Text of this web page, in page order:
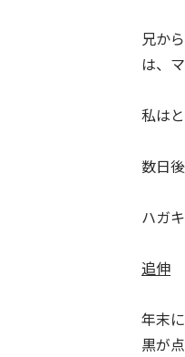
兄か
は、
私は
数日
ハガ
追伸
年末
黒が